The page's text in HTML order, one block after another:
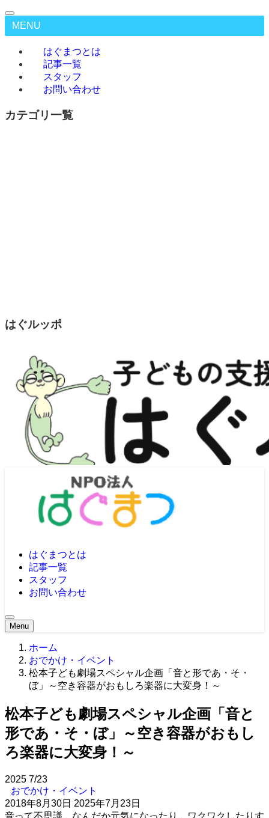
MENU
はぐまつとは
記事一覧
スタッフ
お問い合わせ
カテゴリ一覧
はぐルッポ
はぐまつとは
記事一覧
スタッフ
お問い合わせ
Menu
ホーム
おでかけ・イベント
松本子ども劇場スペシャル企画「音と形であ・そ・
ぼ」～空き容器がおもしろ楽器に大変身！～
松本子ども劇場スペシャル企画「音と
形であ・そ・ぼ」～空き容器がおもし
ろ楽器に大変身！～
2025 7/23
おでかけ・イベント
2018年8月30日 2025年7月23日
音って不思議、なんだか元気になったり、ワクワクしたりす